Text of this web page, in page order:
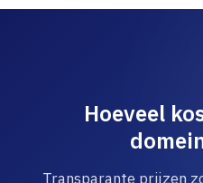
Hoeveel
Transparante prijzen